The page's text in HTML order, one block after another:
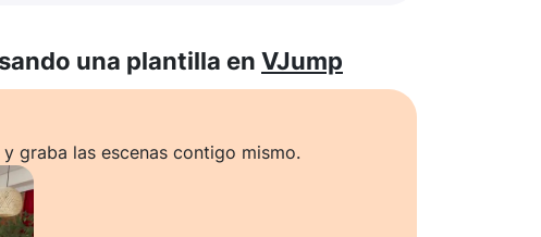
una plantilla en VJump
graba las escenas contigo mismo.